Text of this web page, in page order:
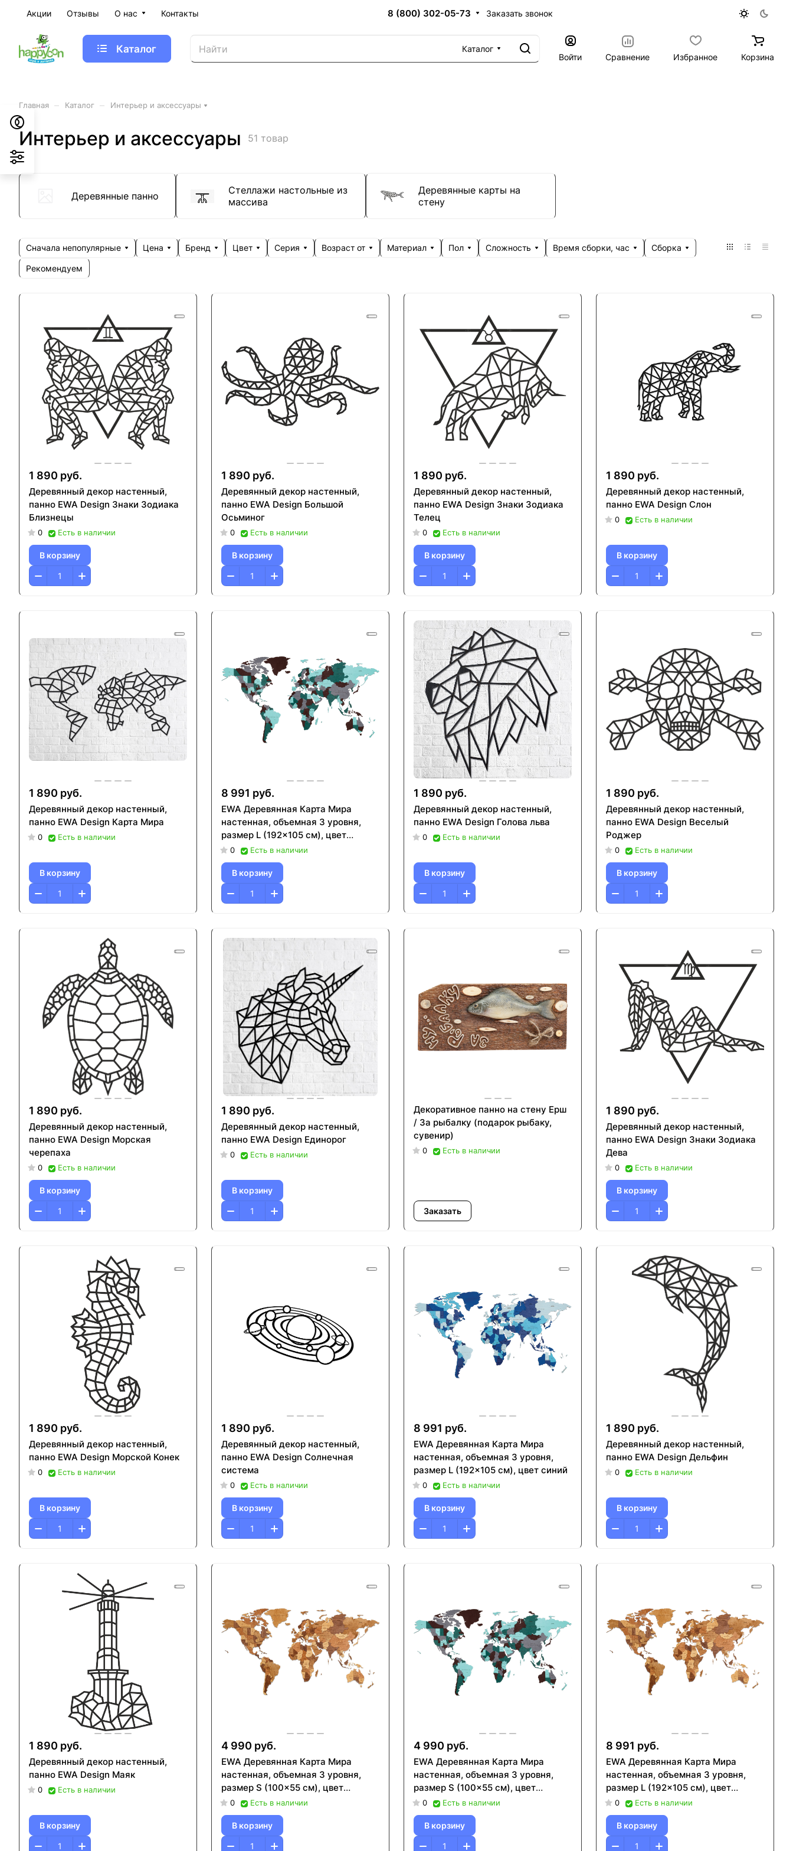
Акции Отзывы О нас Контакты 8 (800) 302-05-73 Заказать звонок
Каталог
Каталог
Войти
Сравнение Избранное Корзина
Главная Каталог Интерьер и аксессуары
Интерьер и аксессуары 51 товар
Деревянные панно
Стеллажи настольные из
массива
Деревянные карты на
стену
Сначала непопулярные Цена Бренд Цвет Серия Возраст от Материал Пол Сложность Время сборки, час Сборка
Рекомендуем
1 890 руб.
Деревянный декор настенный,
панно EWA Design Знаки Зодиака
Близнецы
0 Есть в наличии
В корзину
1 890 руб.
Деревянный декор настенный,
панно EWA Design Большой
Осьминог
0 Есть в наличии
В корзину
1 890 руб.
Деревянный декор настенный,
панно EWA Design Знаки Зодиака
Телец
0 Есть в наличии
В корзину
1 890 руб.
Деревянный декор настенный,
панно EWA Design Слон
0 Есть в наличии
В корзину
1 890 руб.
Деревянный декор настенный,
панно EWA Design Карта Мира
0 Есть в наличии
В корзину
8 991 руб.
EWA Деревянная Карта Мира
настенная, объемная 3 уровня,
размер L (192x105 см), цвет
изумуруд
0 Есть в наличии
В корзину
1 890 руб.
Деревянный декор настенный,
панно EWA Design Голова льва
0 Есть в наличии
В корзину
1 890 руб.
Деревянный декор настенный,
панно EWA Design Веселый
Роджер
0 Есть в наличии
В корзину
1 890 руб.
Деревянный декор настенный,
панно EWA Design Морская
черепаха
0 Есть в наличии
В корзину
1 890 руб.
Деревянный декор настенный,
панно EWA Design Единорог
0 Есть в наличии
В корзину
Декоративное панно на стену Ерш
/ За рыбалку (подарок рыбаку,
сувенир)
0 Есть в наличии
Заказать
1 890 руб.
Деревянный декор настенный,
панно EWA Design Знаки Зодиака
Дева
0 Есть в наличии
В корзину
1 890 руб.
Деревянный декор настенный,
панно EWA Design Морской Конек
0 Есть в наличии
В корзину
1 890 руб.
Деревянный декор настенный,
панно EWA Design Солнечная
система
0 Есть в наличии
В корзину
8 991 руб.
EWA Деревянная Карта Мира
настенная, объемная 3 уровня,
размер L (192x105 см), цвет синий
0 Есть в наличии
В корзину
1 890 руб.
Деревянный декор настенный,
панно EWA Design Дельфин
0 Есть в наличии
В корзину
1 890 руб.
Деревянный декор настенный,
панно EWA Design Маяк
0 Есть в наличии
В корзину
4 990 руб.
EWA Деревянная Карта Мира
настенная, объемная 3 уровня,
размер S (100x55 см), цвет
шоколад
0 Есть в наличии
В корзину
4 990 руб.
EWA Деревянная Карта Мира
настенная, объемная 3 уровня,
размер S (100x55 см), цвет
изумуруд
0 Есть в наличии
В корзину
8 991 руб.
EWA Деревянная Карта Мира
настенная, объемная 3 уровня,
размер L (192x105 см), цвет
шоколад
0 Есть в наличии
В корзину